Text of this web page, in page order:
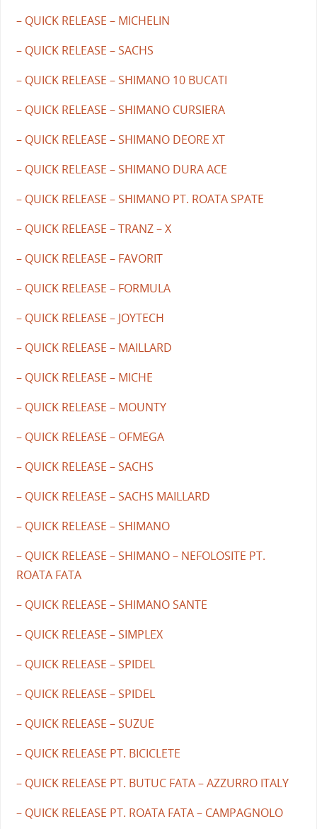
– QUICK RELEASE – MICHELIN
– QUICK RELEASE – SACHS
– QUICK RELEASE – SHIMANO 10 BUCATI
– QUICK RELEASE – SHIMANO CURSIERA
– QUICK RELEASE – SHIMANO DEORE XT
– QUICK RELEASE – SHIMANO DURA ACE
– QUICK RELEASE – SHIMANO PT. ROATA SPATE
– QUICK RELEASE – TRANZ – X
– QUICK RELEASE – FAVORIT
– QUICK RELEASE – FORMULA
– QUICK RELEASE – JOYTECH
– QUICK RELEASE – MAILLARD
– QUICK RELEASE – MICHE
– QUICK RELEASE – MOUNTY
– QUICK RELEASE – OFMEGA
– QUICK RELEASE – SACHS
– QUICK RELEASE – SACHS MAILLARD
– QUICK RELEASE – SHIMANO
– QUICK RELEASE – SHIMANO – NEFOLOSITE PT.
ROATA FATA
– QUICK RELEASE – SHIMANO SANTE
– QUICK RELEASE – SIMPLEX
– QUICK RELEASE – SPIDEL
– QUICK RELEASE – SPIDEL
– QUICK RELEASE – SUZUE
– QUICK RELEASE PT. BICICLETE
– QUICK RELEASE PT. BUTUC FATA – AZZURRO ITALY
– QUICK RELEASE PT. ROATA FATA – CAMPAGNOLO